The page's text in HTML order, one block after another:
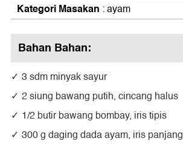
Kategori Masakan : ayam
Bahan Bahan:
3 sdm minyak sayur
2 siung bawang putih, cincang halus
1/2 butir bawang bombay, iris tipis
300 g daging dada ayam, iris panjang